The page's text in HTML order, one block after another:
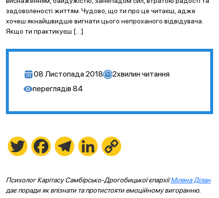
задоволеності життям. Чудово, що ти про це читаєш, адже
хочеш якнайшвидше вигнати цього непроханого відвідувача.
Якщо ти практикуєш […]
08 Листопада 2018 2хвилин читання
переглядів 84
Twitter FacebookTelegramLinkedIn
Психолог Карітасу Самбірсько-Дрогобицької єпархіїМілена Ділан
дає поради як впізнати та протистояти емоційному вигоранню.